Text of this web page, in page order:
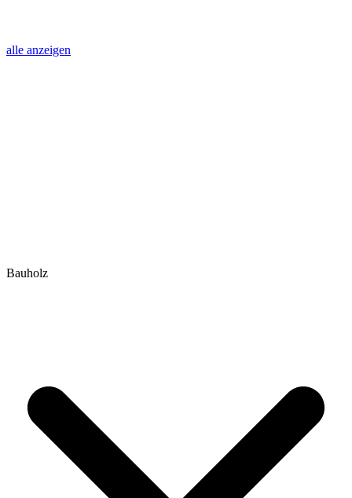
alle anzeigen
Bauholz